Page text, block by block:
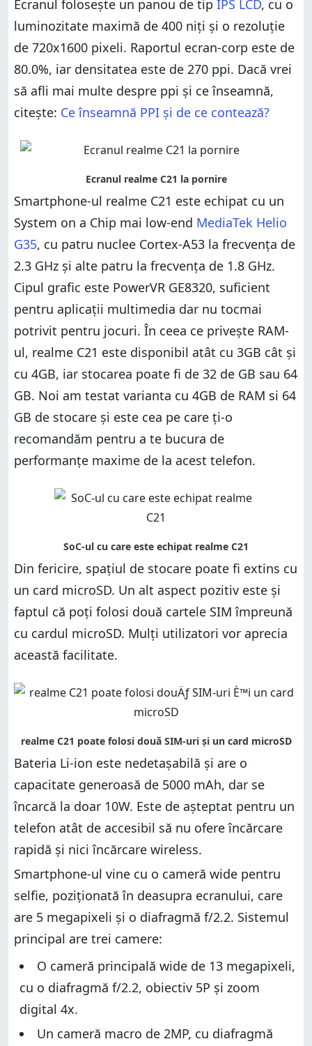
Ecranul folosește un panou de tip IPS LCD, cu o
luminozitate maximă de 400 niți și o rezoluție
de 720x1600 pixeli. Raportul ecran-corp este de
80.0%, iar densitatea este de 270 ppi. Dacă vrei
să afli mai multe despre ppi și ce înseamnă,
citește: Ce înseamnă PPI și de ce contează?
Smartphone-ul realme C21 este echipat cu un
System on a Chip mai low-end MediaTek Helio
G35, cu patru nuclee Cortex-A53 la frecvența de
2.3 GHz și alte patru la frecvența de 1.8 GHz.
Cipul grafic este PowerVR GE8320, suficient
pentru aplicații multimedia dar nu tocmai
potrivit pentru jocuri. În ceea ce privește RAM-
ul, realme C21 este disponibil atât cu 3GB cât și
cu 4GB, iar stocarea poate fi de 32 de GB sau 64
GB. Noi am testat varianta cu 4GB de RAM si 64
GB de stocare și este cea pe care ți-o
recomandăm pentru a te bucura de
performanțe maxime de la acest telefon.
Din fericire, spațiul de stocare poate fi extins cu
un card microSD. Un alt aspect pozitiv este și
faptul că poți folosi două cartele SIM împreună
cu cardul microSD. Mulți utilizatori vor aprecia
această facilitate.
Bateria Li-ion este nedetașabilă și are o
capacitate generoasă de 5000 mAh, dar se
încarcă la doar 10W. Este de așteptat pentru un
telefon atât de accesibil să nu ofere încărcare
rapidă și nici încărcare wireless.
Smartphone-ul vine cu o cameră wide pentru
selfie, poziționată în deasupra ecranului, care
are 5 megapixeli și o diafragmă f/2.2. Sistemul
principal are trei camere:
O cameră principală wide de 13 megapixeli,
cu o diafragmă f/2.2, obiectiv 5P și zoom
digital 4x.
Un cameră macro de 2MP, cu diafragmă